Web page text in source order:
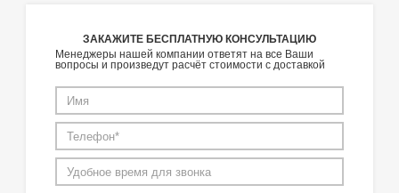
ЗАКАЖИТЕ БЕСПЛАТНУЮ КОНСУЛЬТАЦИЮ
Менеджеры нашей компании ответят на все Ваши
вопросы и произведут расчёт стоимости с доставкой